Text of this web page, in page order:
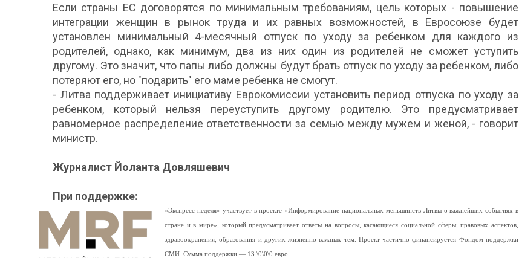
Если страны ЕС договорятся по минимальным требованиям, цель которых - повышение
интеграции женщин в рынок труда и их равных возможностей, в Евросоюзе будет
установлен минимальный 4-месячный отпуск по уходу за ребенком для каждого из
родителей, однако, как минимум, два из них один из родителей не сможет уступить
другому. Это значит, что папы либо должны будут брать отпуск по уходу за ребенком, либо
потеряют его, но "подарить" его маме ребенка не смогут.
- Литва поддерживает инициативу Еврокомиссии установить период отпуска по уходу за
ребенком, который нельзя переуступить другому родителю. Это предусматривает
равномерное распределение ответственности за семью между мужем и женой, - говорит
министр.
Журналист Йоланта Довляшевич
При поддержке:
«Экспресс-неделя» участвует в проекте «Информирование национальных меньшинств Литвы о важнейших событиях в
стране и в мире», который предусматривает ответы на вопросы, касающиеся социальной сферы, правовых аспектов,
здравоохранения, образования и других жизненно важных тем. Проект частично финансируется Фондом поддержки
СМИ. Сумма поддержки — 13 \0\0\0 евро.